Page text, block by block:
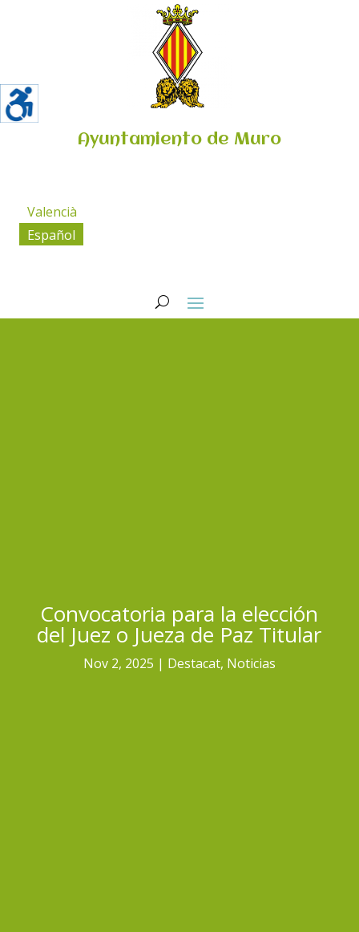
Ayuntamiento de Muro
Valencià
Español
Convocatoria para la elección
del Juez o Jueza de Paz Titular
Nov 2, 2025 Destacat, Noticias